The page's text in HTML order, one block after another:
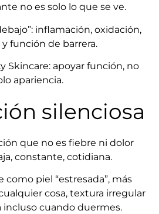
no es solo lo que se ve.
inflamación, oxidación,
función de barrera.
Skincare: apoyar función, no
apariencia.
silenciosa
que no es fiebre ni dolor
constante, cotidiana.
como piel “estresada”, más
cosa, textura irregular
incluso cuando duermes.